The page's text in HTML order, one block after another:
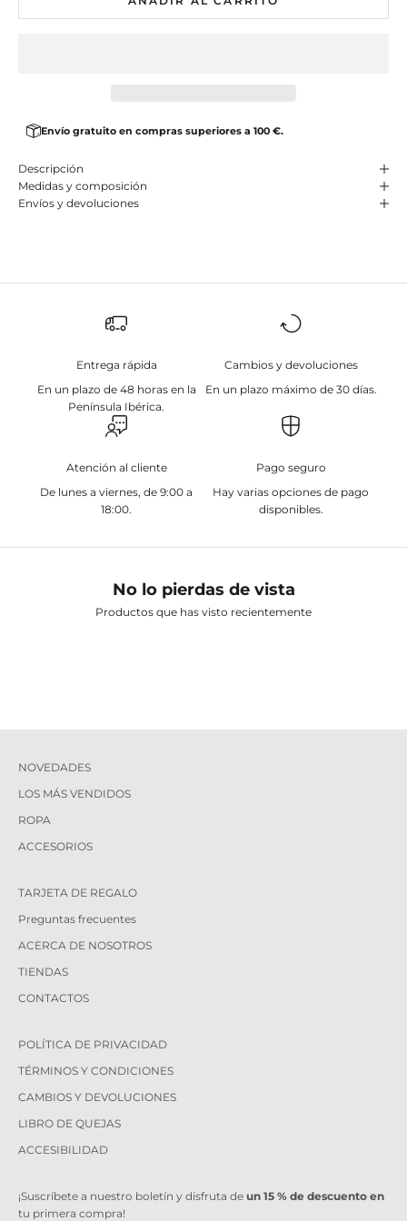
Envío gratuito en compras superiores a 100 €.
Descripción
Medidas y composición
Envíos y devoluciones
Entrega rápida
En un plazo de 48 horas en la
Península Ibérica.
Cambios y devoluciones
En un plazo máximo de 30 días.
Atención al cliente
De lunes a viernes, de 9:00 a
18:00.
Pago seguro
Hay varias opciones de pago
disponibles.
No lo pierdas de vista
Productos que has visto recientemente
NOVEDADES
LOS MÁS VENDIDOS
ROPA
ACCESORIOS
TARJETA DE REGALO
Preguntas frecuentes
ACERCA DE NOSOTROS
TIENDAS
CONTACTOS
POLÍTICA DE PRIVACIDAD
TÉRMINOS Y CONDICIONES
CAMBIOS Y DEVOLUCIONES
LIBRO DE QUEJAS
ACCESIBILIDAD
¡Suscríbete a nuestro boletín y disfruta de un 15 % de descuento en
tu primera compra!